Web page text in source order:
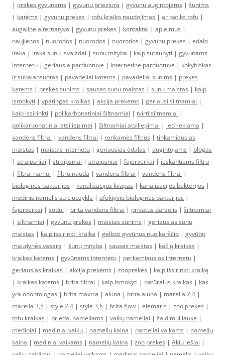
| prekes gyvunams | gyvunu prieziura | gyvunu augintojams | šunims
| katėms | gyvunu prekes | tofu kraiko naudojimas | ar patiks tofu |
augalinė alternatyva | gyvunu prekes | kontaktai | apie mus |
naujienos | nuorodos | nuorodos | nuorodos | gyvunu prekes | edalo
itaka | itaka sunu isvaizdai | sunu mityba | kaip sutaupyti | gyvunams
internetu | geriausia parduotuve | internetine parduotuve | kokybiskas
ir subalansuotas | pavadeliai katems | pavadeliai sunims | prekes
katems | prekes sunims | sausas sunu maistas | sunu maistas | kaip
ismokyti | ypatingas kraikas | akcija prekems | geriausi siltnamiai |
kaip issirinkti | polikarbonatiniai šiltnamiai | tvirti siltnamiai |
polikarbonatiniai atsiliepimai | šiltnamiai atsiliepimai | led reklama |
vandens filtrai | vandens filtrai | renkamės filtrus | tinkamiausias
maistas | maistas internetu | geriausias ėdalas | augintojams | blogas
| straipsniai | straipsniai | straipsniai | fejerverkai | ieskantiems filtru
| filtrai namui | filtru nauda | vandens filtrai | vandens filtrai |
biologinės bakterijos | kanalizacijos kvapas | kanalizacijos bakterijos |
medinis namelis su ciuozykla | efektyvio biologinės bakterijos |
fejerverkai | sodui | brita vandens filtrai | privatus darzelis | šiltnamiai
| siltnamiai | gyvunu prekes | maistas sunims | geriausias sunu
maistas | kaip issirinkti kraika | gelbsti gyvūnus nuo karščio | gyvūnų
maudynės vasarą | šunų mityba | sausas maistas | kačių kraikas |
kraikas katėms | gyvūnams internetu | perkamiausios internetu |
geriausias kraikas | akcija prekems | zooprekės | kaip išsirinkti kraiką
| kraikas katėms | brita filtrai | kaip ismokyti | natūralus kraikas | kas
yra odontologas | brita maxtra | aluna | brita aluna | marella 2,4 |
marella 3,5 | style 2,4 | style 3,6 | brita flow | elemaris | zoo prekes |
tofu kraikas | priedai nameliams | vaikų nameliai | žaidimui lauke |
mediniai | mediniai vaikų | namelių kaina | nameliai vaikams | namelių
kaina | mediniai vaikams | namelių kaina | zoo prekes | Akių lęšiai |